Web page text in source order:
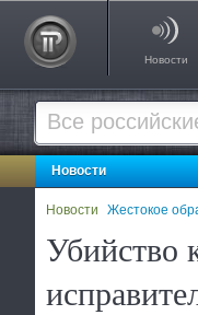
Новости
Новости
Новости Жестокое
Убийство